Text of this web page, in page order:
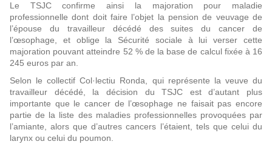
Le TSJC confirme ainsi la majoration pour maladie
professionnelle dont doit faire l’objet la pension de veuvage de
l’épouse du travailleur décédé des suites du cancer de
l’œsophage, et oblige la Sécurité sociale à lui verser cette
majoration pouvant atteindre 52 % de la base de calcul fixée à 16
245 euros par an.
Selon le collectif Col·lectiu Ronda, qui représente la veuve du
travailleur décédé, la décision du TSJC est d’autant plus
importante que le cancer de l’œsophage ne faisait pas encore
partie de la liste des maladies professionnelles provoquées par
l’amiante, alors que d’autres cancers l’étaient, tels que celui du
larynx ou celui du poumon.